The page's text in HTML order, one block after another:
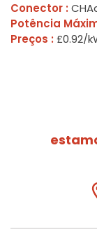
Conector :
Potência
Preços : £0.92/